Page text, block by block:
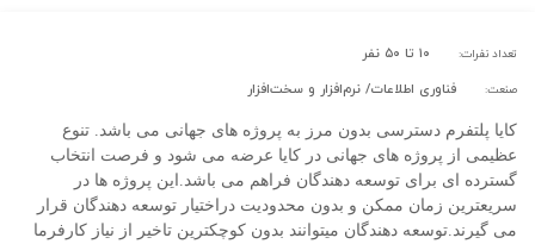
تعداد نفرات: ۱۰ تا ۵۰ نفر
صنعت: فناوری اطلاعات/ نرم‌افزار و سخت‌افزار
کایا پلتفرم دسترسی بدون مرز به پروژه های جهانی می باشد. تنوع
عظیمی از پروژه های جهانی در کایا عرضه می شود و فرصت انتخاب
گسترده ای برای توسعه دهندگان فراهم می باشد.این پروژه ها در
سریعترین زمان ممکن و بدون محدودیت دراختیار توسعه دهندگان قرار
می گیرند.توسعه دهندگان میتوانند بدون کوچکترین تاخیر از نیاز کارفرما